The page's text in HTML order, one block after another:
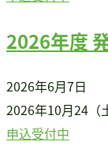
2026年度
2026年6月7日
2026年10月24（
申込受付中